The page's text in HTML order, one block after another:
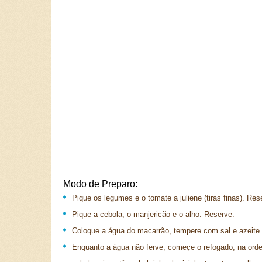
Modo de Preparo:
Pique os legumes e o tomate a juliene (tiras finas).
Pique a cebola, o manjericão e o alho. Reserve.
Coloque a água do macarrão, tempere com sal e azeite.
Enquanto a água não ferve, começe o refogado, na